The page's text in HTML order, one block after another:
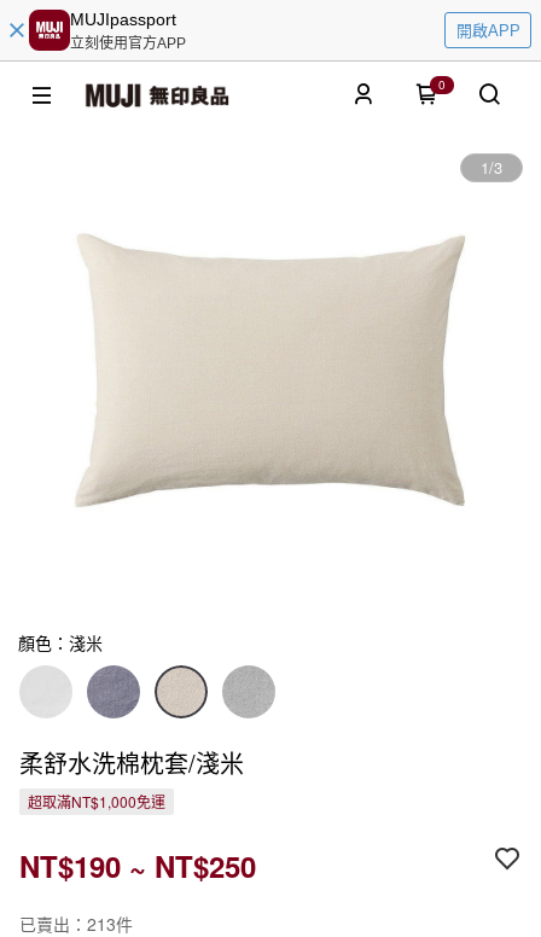
MUJIpassport
立刻使用官方APP
開啟APP
0
1/3
顏色：淺米
柔舒水洗棉枕套/淺米
超取滿NT$1,000免運
NT$190 ~ NT$250
已賣出：213件